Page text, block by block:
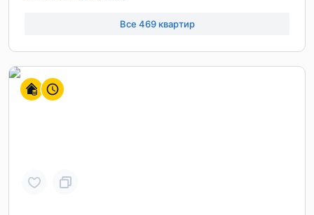
Все 469 квартир